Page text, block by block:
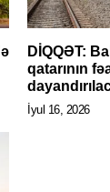
DİQQƏT:
qatarının
İyul 16, 2026